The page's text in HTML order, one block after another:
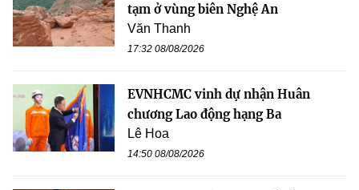
tạm ở vùng biên Nghệ An
Văn Thanh
17:32 08/08/2026
EVNHCMC vinh dự nhận Huân
chương Lao động hạng Ba
Lê Hoa
14:50 08/08/2026